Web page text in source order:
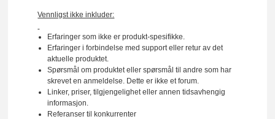
Vennligst ikke inkluder:
Erfaringer som ikke er produkt-spesifikke.
Erfaringer i forbindelse med support eller retur av det
aktuelle produktet.
Spørsmål om produktet eller spørsmål til andre som har
skrevet en anmeldelse. Dette er ikke et forum.
Linker, priser, tilgjengelighet eller annen tidsavhengig
informasjon.
Referanser til konkurrenter